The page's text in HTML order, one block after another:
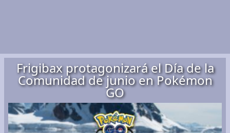
Frigibax protagonizará el Día de la
Comunidad de junio en Pokémon
GO